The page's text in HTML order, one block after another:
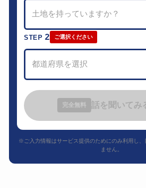
土地を持っていますか？
STEP2 ご選択ください
都道府県を選択
完全無料 話を聞いてみ
※ご入力情報はサービス提供のためにのみ利用し
ません。